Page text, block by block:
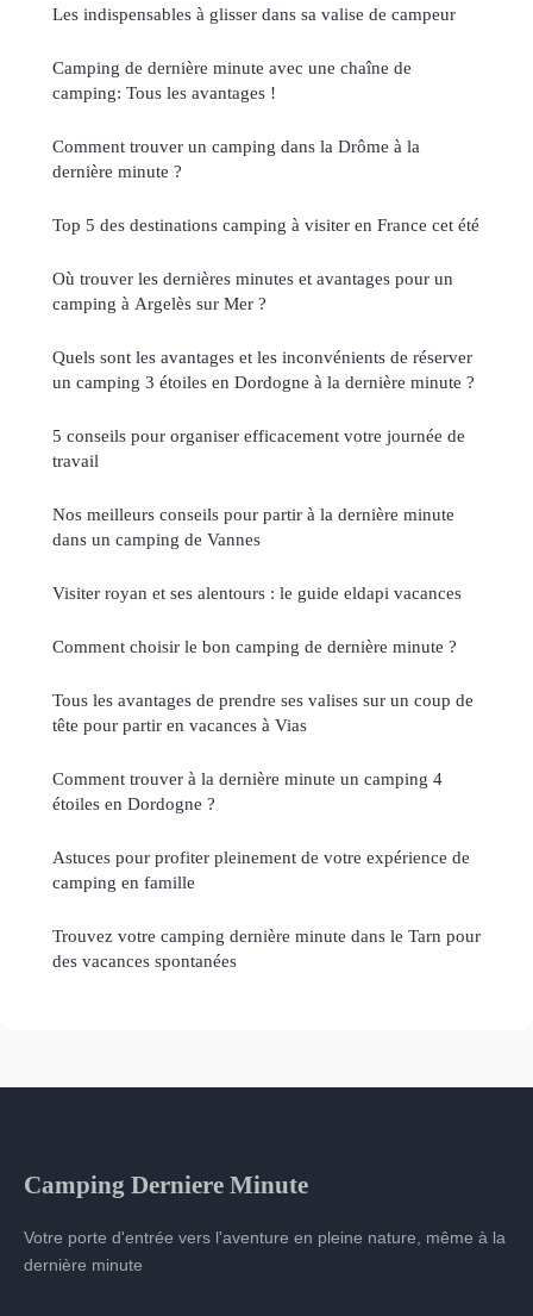
Les indispensables à glisser dans sa valise de campeur
Camping de dernière minute avec une chaîne de
camping: Tous les avantages !
Comment trouver un camping dans la Drôme à la
dernière minute ?
Top 5 des destinations camping à visiter en France cet été
Où trouver les dernières minutes et avantages pour un
camping à Argelès sur Mer ?
Quels sont les avantages et les inconvénients de réserver
un camping 3 étoiles en Dordogne à la dernière minute ?
5 conseils pour organiser efficacement votre journée de
travail
Nos meilleurs conseils pour partir à la dernière minute
dans un camping de Vannes
Visiter royan et ses alentours : le guide eldapi vacances
Comment choisir le bon camping de dernière minute ?
Tous les avantages de prendre ses valises sur un coup de
tête pour partir en vacances à Vias
Comment trouver à la dernière minute un camping 4
étoiles en Dordogne ?
Astuces pour profiter pleinement de votre expérience de
camping en famille
Trouvez votre camping dernière minute dans le Tarn pour
des vacances spontanées
Camping Derniere Minute
Votre porte d'entrée vers l'aventure en pleine nature, même à la
dernière minute